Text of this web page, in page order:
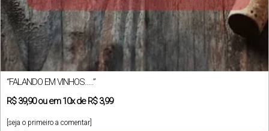
“FALANDO EM VINHOS…..”
R$39,90ou em10xde R$ 3,99
[seja o primeiro a comentar]